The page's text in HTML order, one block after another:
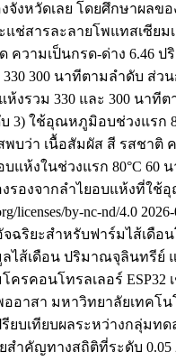
งหวัดเลย โดยศึกษาผล
ช่สารละลายโพแทสเซีย
ความเป็นกรด-ด่าง 6.46
330 300 นาทีตามลำดับ
ห้งรวม 330 และ 300 นา
3) ใช้อุณหภูมิอบช่วงแรก
พบว่า เนื้อสัมผัส สี รสชา
งในช่วงแรก 80°C 60
องจากลำไยอบแห้งที่ใช้
licenses/by-nc-nd/4.0
ยะสำหรับฟาร์มไส้เดือนโ
ลไส้เดือน ปริมาณจุลินทรีย์
รคอนโทรลเลอร์ ESP32
อาสา มหาวิทยาลัยเทคโ
ปรียบเทียบผลระหว่างกลุ่
สำคัญทางสถิติที่ระดับ